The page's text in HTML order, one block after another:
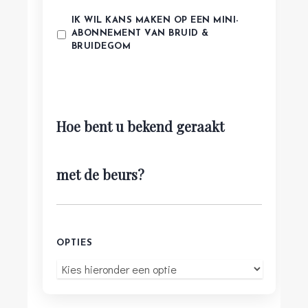
IK WIL KANS MAKEN OP EEN MINI-
ABONNEMENT VAN BRUID &
BRUIDEGOM
Hoe bent u bekend geraakt
met de beurs?
OPTIES